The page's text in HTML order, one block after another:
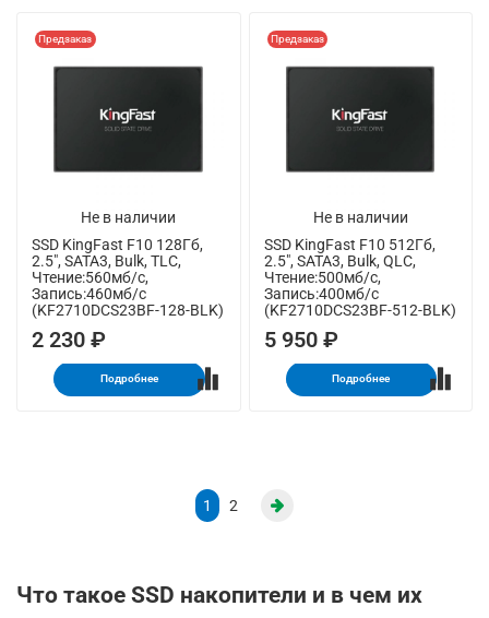
Не в наличии
Предзаказ
SSD KingFast F10 128Гб,
2.5", SATA3, Bulk, TLC,
Чтение:560мб/с,
Запись:460мб/с
(KF2710DCS23BF-128-BLK)
2 230 ₽
Подробнее
Не в наличии
Предзаказ
SSD KingFast F10 512Гб,
2.5", SATA3, Bulk, QLC,
Чтение:500мб/с,
Запись:400мб/с
(KF2710DCS23BF-512-BLK)
5 950 ₽
Подробнее
1 2
Что такое SSD накопители и в чем их